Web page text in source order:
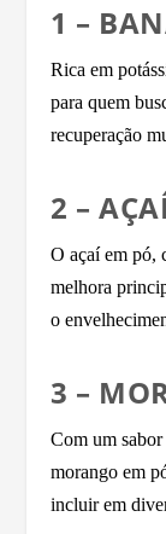
1 –
Rica em
para quem
recuperação
2 –
O açaí em pó,
melhora
o
3 –
Com um
morango em
incluir em